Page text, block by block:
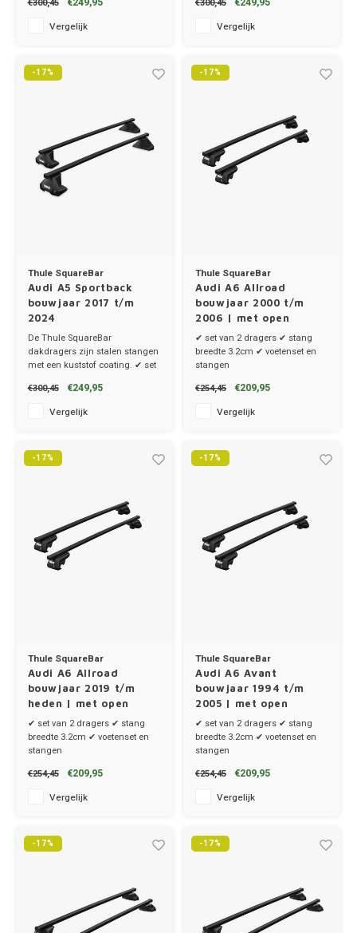
✔ stang breedte 3.2cm
Vergelijk
✔ stang breedte 3.2cm
Vergelijk
-17%
Thule SquareBar
Audi A5 Sportback
bouwjaar 2017 t/m
2024
De Thule SquareBar
dakdragers zijn stalen stangen
met een kuststof coating. ✔ set
3.2cm
€300,45 €249,95
Vergelijk
-17%
Thule SquareBar
Audi A6 Allroad
bouwjaar 2000 t/m
2006 | met open
dakrailing
✔ set van 2 dragers ✔ stang
breedte 3.2cm ✔ voetenset en
stangen
€254,45
€209,95
Vergelijk
-17%
Thule SquareBar
Audi A6 Allroad
bouwjaar 2019 t/m
heden | met open
dakrailing
✔ set van 2 dragers ✔ stang
breedte 3.2cm ✔ voetenset en
stangen
€254,45
€209,95
Vergelijk
-17%
Thule SquareBar
Audi A6 Avant
bouwjaar 1994 t/m
2005 | met open
dakrailing
✔ set van 2 dragers ✔ stang
breedte 3.2cm ✔ voetenset en
stangen
€254,45
€209,95
Vergelijk
-17% -17%